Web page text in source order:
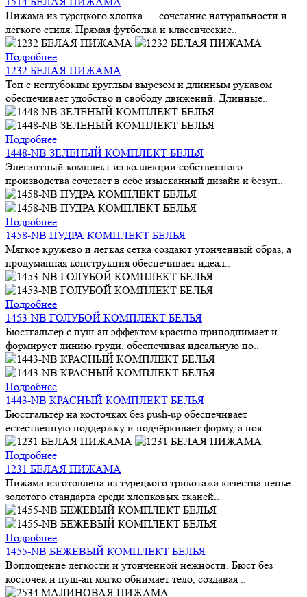
Пижама из турецкого хлопка — сочетание натуральности и
лёгкого стиля. Прямая футболка и классические..
Подробнее
1232 БЕЛАЯ ПИЖАМА
Топ с неглубоким круглым вырезом и длинным рукавом
обеспечивает удобство и свободу движений. Длинные..
Подробнее
1448-NB ЗЕЛЕНЫЙ КОМПЛЕКТ БЕЛЬЯ
Элегантный комплект из коллекции собственного
производства сочетает в себе изысканный дизайн и безуп..
Подробнее
1458-NB ПУДРА КОМПЛЕКТ БЕЛЬЯ
Мягкое кружево и лёгкая сетка создают утончённый образ, а
продуманная конструкция обеспечивает идеал..
Подробнее
1453-NB ГОЛУБОЙ КОМПЛЕКТ БЕЛЬЯ
Бюстгальтер с пуш-ап эффектом красиво приподнимает и
формирует линию груди, обеспечивая идеальную по..
Подробнее
1443-NB КРАСНЫЙ КОМПЛЕКТ БЕЛЬЯ
Бюстгальтер на косточках без push-up обеспечивает
естественную поддержку и подчёркивает форму, а поя..
Подробнее
1231 БЕЛАЯ ПИЖАМА
Пижама изготовлена из турецкого трикотажа качества пенье -
золотого стандарта среди хлопковых тканей..
Подробнее
1455-NB БЕЖЕВЫЙ КОМПЛЕКТ БЕЛЬЯ
Воплощение легкости и утонченной нежности. Бюст без
косточек и пуш-ап мягко обнимает тело, создавая ..